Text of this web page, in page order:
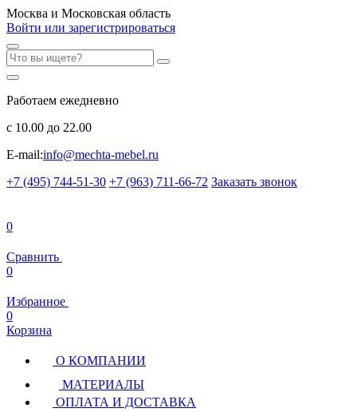
Москва и Московская область
Войти или зарегистрироваться
Работаем ежедневно
с 10.00 до 22.00
E-mail:info@mechta-mebel.ru
+7 (495) 744-51-30 +7 (963) 711-66-72 Заказать звонок
0
Сравнить
0
Избранное
0
Корзина
О КОМПАНИИ
МАТЕРИАЛЫ
ОПЛАТА И ДОСТАВКА